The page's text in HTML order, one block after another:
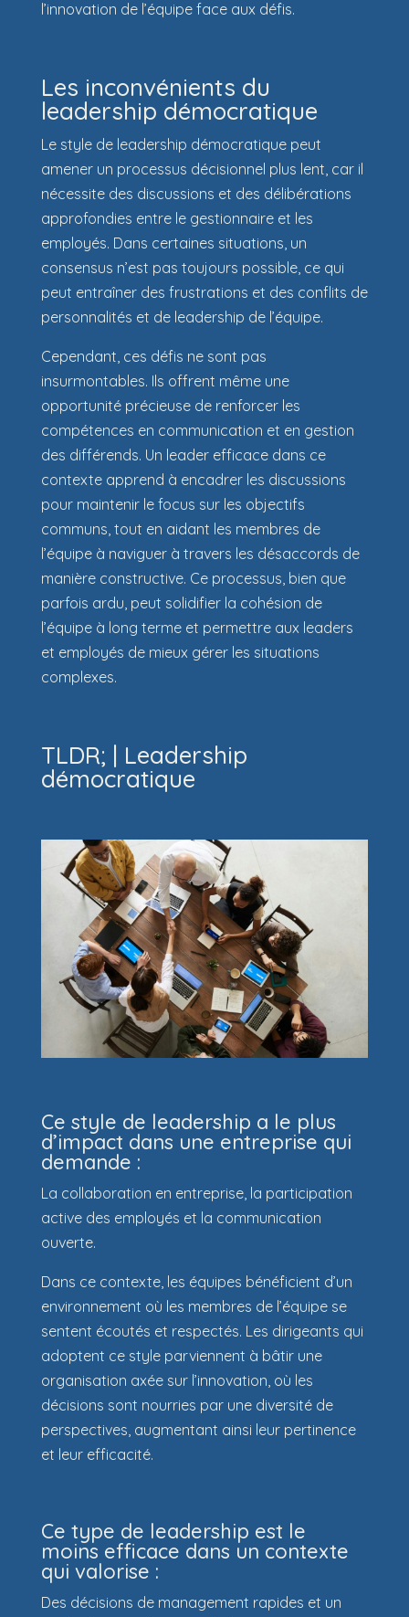
l’innovation de l’équipe face aux défis.
Les inconvénients du
leadership démocratique
Le style de leadership démocratique peut
amener un processus décisionnel plus lent, car il
nécessite des discussions et des délibérations
approfondies entre le gestionnaire et les
employés. Dans certaines situations, un
consensus n’est pas toujours possible, ce qui
peut entraîner des frustrations et des conflits de
personnalités et de leadership de l’équipe.
Cependant, ces défis ne sont pas
insurmontables. Ils offrent même une
opportunité précieuse de renforcer les
compétences en communication et en gestion
des différends. Un leader efficace dans ce
contexte apprend à encadrer les discussions
pour maintenir le focus sur les objectifs
communs, tout en aidant les membres de
l’équipe à naviguer à travers les désaccords de
manière constructive. Ce processus, bien que
parfois ardu, peut solidifier la cohésion de
l’équipe à long terme et permettre aux leaders
et employés de mieux gérer les situations
complexes.
TLDR; | Leadership
démocratique
Ce style de leadership a le plus
d’impact dans une entreprise qui
demande :
La collaboration en entreprise, la participation
active des employés et la communication
ouverte.
Dans ce contexte, les équipes bénéficient d’un
environnement où les membres de l’équipe se
sentent écoutés et respectés. Les dirigeants qui
adoptent ce style parviennent à bâtir une
organisation axée sur l’innovation, où les
décisions sont nourries par une diversité de
perspectives, augmentant ainsi leur pertinence
et leur efficacité.
Ce type de leadership est le
moins efficace dans un contexte
qui valorise :
Des décisions de management rapides et un